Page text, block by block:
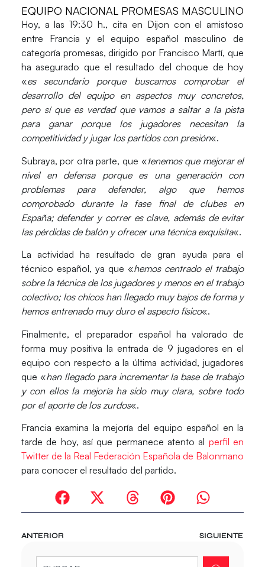
EQUIPO NACIONAL PROMESAS MASCULINO
Hoy, a las 19:30 h., cita en Dijon con el amistoso
entre Franciay el equipo español masculino de
categoría promesas, dirigido por Francisco Martí, que
ha asegurado que el resultado del choque de hoy
«es secundario porque buscamos comprobar el
desarrollo del equipo en aspectos muy concretos,
pero sí que es verdad que vamos a saltar a la pista
para ganar porque los jugadores necesitan la
competitividad y jugar los partidos con presión«.
Subraya, por otra parte, que «tenemos que mejorar el
nivel en defensa porque es una generación con
problemas para defender, algo que hemos
comprobado durante la fase final de clubes en
España; defender y correr es clave, además de evitar
las pérdidas de balón y ofrecer una técnica exquisita«.
La actividad ha resultado de gran ayuda para el
técnico español, ya que «hemos centrado el trabajo
sobre la técnica de los jugadores y menos en el trabajo
colectivo; los chicos han llegado muy bajos de forma y
hemos entrenado muy duro el aspecto físico«.
Finalmente, el preparador español ha valorado de
forma muy positiva la entrada de 9 jugadores en el
equipo con respecto a la última actividad, jugadores
que «han llegado para incrementar la base de trabajo
y con ellos la mejoría ha sido muy clara, sobre todo
por el aporte de los zurdos«.
Francia examina la mejoría del equipo español en la
tarde de hoy, así que permanece atento al perfil en
Twitter de la Real Federación Española de Balonmano
para conocer el resultado del partido.
ANTERIOR SIGUIENTE